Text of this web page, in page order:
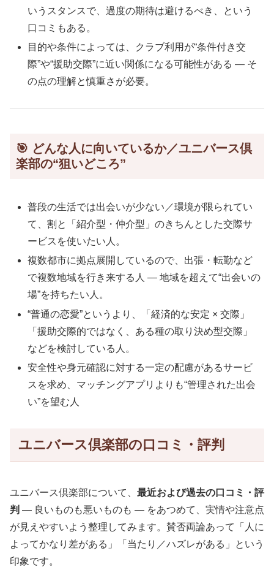
いうスタンスで、過度の期待は避けるべき、という
口コミもある。
目的や条件によっては、クラブ利用が“条件付き交
際”や“援助交際”に近い関係になる可能性がある — そ
の点の理解と慎重さが必要。
🎯 どんな人に向いているか／ユニバース倶
楽部の“狙いどころ”
普段の生活では出会いが少ない／環境が限られてい
て、割と「紹介型・仲介型」のきちんとした交際サ
ービスを使いたい人。
複数都市に拠点展開しているので、出張・転勤など
で複数地域を行き来する人 — 地域を超えて“出会いの
場”を持ちたい人。
“普通の恋愛”というより、「経済的な安定 × 交際」
「援助交際的ではなく、ある種の取り決め型交際」
などを検討している人。
安全性や身元確認に対する一定の配慮があるサービ
スを求め、マッチングアプリよりも“管理された出会
い”を望む人
ユニバース倶楽部の口コミ・評判
ユニバース倶楽部について、 最近および過去の口コミ・評
判 — 良いものも悪いものも — をあつめて、実情や注意点
が見えやすいよう整理してみます。賛否両論あって「人に
よってかなり差がある」「当たり／ハズレがある」という
印象です。